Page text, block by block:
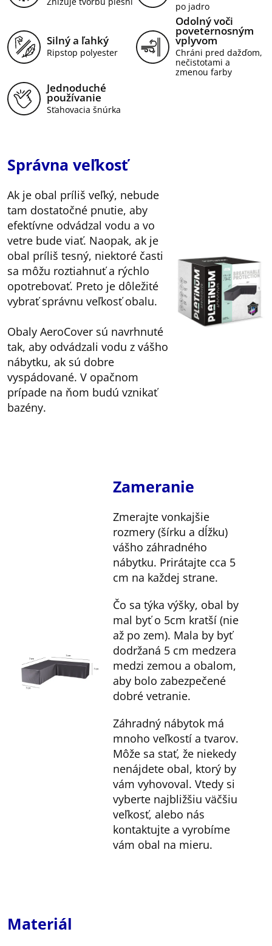
po jadro
Silný a ľahký
Ripstop polyester
Odolný voči
poveternosným
vplyvom
Chráni pred dažďom,
nečistotami a
zmenou farby
Jednoduché
používanie
Sťahovacia šnúrka
Správna veľkosť
Ak je obal príliš veľký, nebude
tam dostatočné pnutie, aby
efektívne odvádzal vodu a vo
vetre bude viať. Naopak, ak je
obal príliš tesný, niektoré časti
sa môžu roztiahnuť a rýchlo
opotrebovať. Preto je dôležité
vybrať správnu veľkosť obalu.
Obaly AeroCover sú navrhnuté
tak, aby odvádzali vodu z vášho
nábytku, ak sú dobre
vyspádované. V opačnom
prípade na ňom budú vznikať
bazény.
Zameranie
Zmerajte vonkajšie
rozmery (šírku a dĺžku)
vášho záhradného
nábytku. Prirátajte cca 5
cm na každej strane.
Čo sa týka výšky, obal by
mal byť o 5cm kratší (nie
až po zem). Mala by byť
dodržaná 5 cm medzera
medzi zemou a obalom,
aby bolo zabezpečené
dobré vetranie.
Záhradný nábytok má
mnoho veľkostí a tvarov.
Môže sa stať, že niekedy
nenájdete obal, ktorý by
vám vyhovoval. Vtedy si
vyberte najbližšiu väčšiu
veľkosť, alebo nás
kontaktujte a vyrobíme
vám obal na mieru.
Materiál